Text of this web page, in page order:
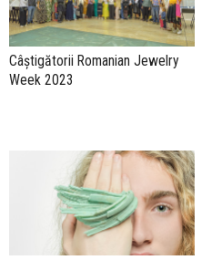
Câștigătorii Romanian Jewelry
Week 2023